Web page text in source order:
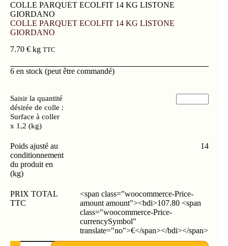
COLLE PARQUET ECOLFIT 14 KG LISTONE
GIORDANO
COLLE PARQUET ECOLFIT 14 KG LISTONE
GIORDANO
7.70 € kg TTC
6 en stock (peut être commandé)
Saisir la quantité
désirée de colle :
Surface à coller
x 1,2 (kg)
Poids ajusté au
conditionnement
du produit en
(kg)
14
PRIX TOTAL
TTC
<span class="woocommerce-Price-
amount amount"><bdi>107.80 <span
class="woocommerce-Price-
currencySymbol"
translate="no">€</span></bdi></span>